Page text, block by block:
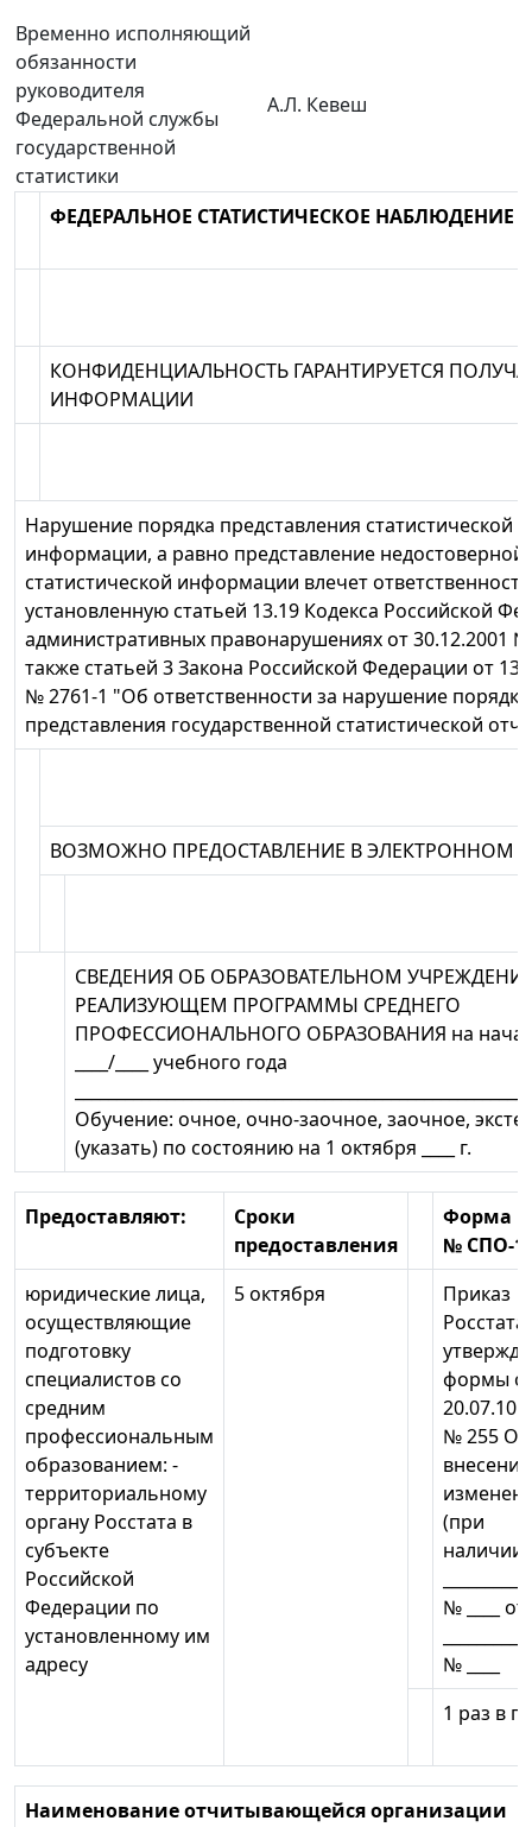
Временно исполняющий
обязанности
руководителя
Федеральной службы
государственной
статистики
А.Л. Кевеш
ФЕДЕРАЛЬНОЕ СТАТИСТИЧЕСКОЕ НАБЛЮДЕНИЕ
КОНФИДЕНЦИАЛЬНОСТЬ ГАРАНТИРУЕТСЯ
ИНФОРМАЦИИ
Нарушение порядка представления статистической
информации, а равно представление недостоверной
статистической информации влечет
установленную статьей 13.19 Кодекса Российской
административных правонарушениях от 30.12.2001
также статьей 3 Закона Российской Федерации от
№ 2761-1 "Об ответственности за нарушение порядка
представления государственной статистической
ВОЗМОЖНО ПРЕДОСТАВЛЕНИЕ В ЭЛЕКТРОННОМ
СВЕДЕНИЯ ОБ ОБРАЗОВАТЕЛЬНОМ
РЕАЛИЗУЮЩЕМ ПРОГРАММЫ СРЕДНЕГО
ПРОФЕССИОНАЛЬНОГО ОБРАЗОВАНИЯ на
____/____ учебного года
Обучение: очное, очно-заочное, заочное,
(указать) по состоянию на 1 октября ____ г.
Предоставляют:
Сроки
предоставления
Форма
№ СПО-1
юридические лица,
осуществляющие
подготовку
специалистов со
средним
профессиональным
образованием: -
территориальному
органу Росстата в
субъекте
Российской
Федерации по
установленному им
адресу
5 октября
Приказ
формы
20.07.10
№ 255 О
внесении
(при
№ ____ от
№ ____
1 раз в
Наименование отчитывающейся организации